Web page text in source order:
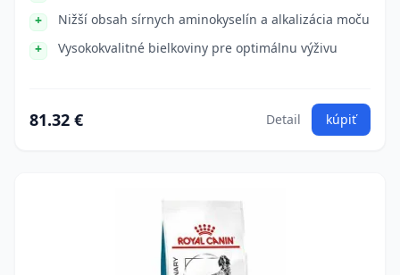
Nižší obsah sírnych aminokyselín a alkalizácia moču
Vysokokvalitné bielkoviny pre optimálnu výživu
81.32 € Detail kúpiť